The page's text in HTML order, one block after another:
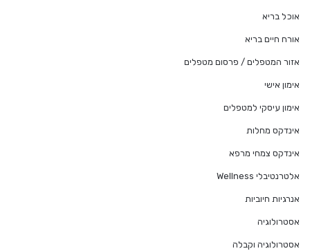
אוכל בריא
אורח חיים בריא
אזור המטפלים / פרסום מטפלים
אימון אישי
אימון עיסקי למטפלים
אינדקס מחלות
אינדקס צמחי מרפא
אלטרנטיבלי Wellness
אנרגיות חיוביות
אסטרולוגיה
אסטרולוגיה וקבלה